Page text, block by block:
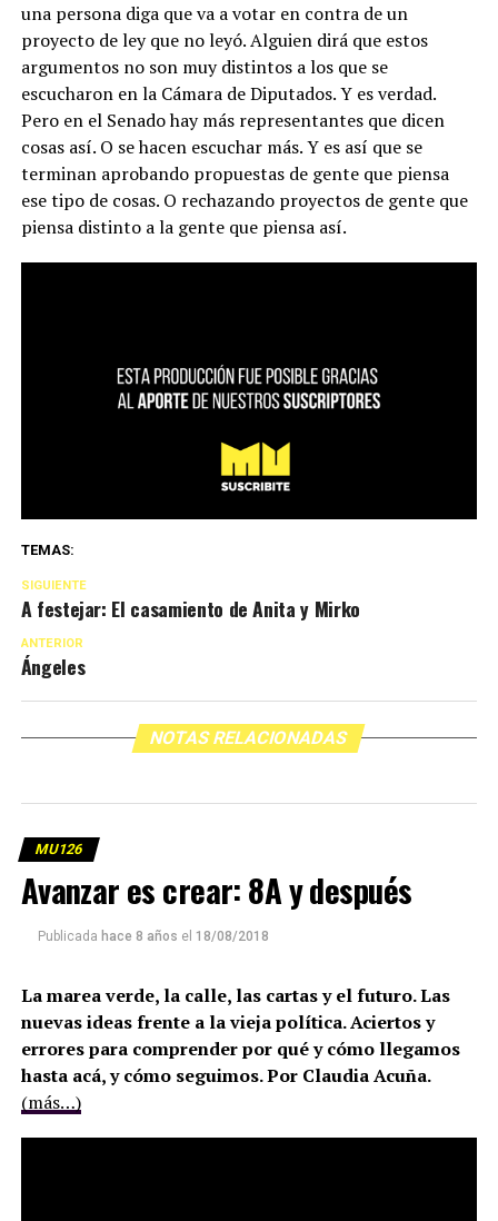
una persona diga que va a votar en contra de un
proyecto de ley que no leyó. Alguien dirá que estos
argumentos no son muy distintos a los que se
escucharon en la Cámara de Diputados. Y es verdad.
Pero en el Senado hay más representantes que dicen
cosas así. O se hacen escuchar más. Y es así que se
terminan aprobando propuestas de gente que piensa
ese tipo de cosas. O rechazando proyectos de gente que
piensa distinto a la gente que piensa así.
TEMAS:
SIGUIENTE
A festejar: El casamiento de Anita y Mirko
ANTERIOR
Ángeles
NOTAS RELACIONADAS
MU126
Avanzar es crear: 8A y después
Publicada hace 8 años el 18/08/2018
La marea verde, la calle, las cartas y el futuro. Las
nuevas ideasfrente a la vieja política. Aciertos y
errores para comprender por qué y cómo llegamos
hasta acá, y cómo seguimos. Por Claudia Acuña.
(más…)